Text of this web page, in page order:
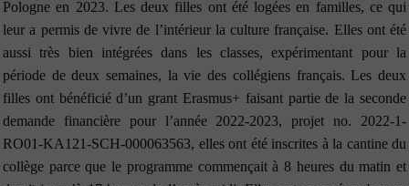
Pologne en 2023. Les deux filles ont été logées en familles, ce qui
leur a permis de vivre de l’intérieur la culture française. Elles ont été
aussi très bien intégrées dans les classes, expérimentant pour la
période de deux semaines, la vie des collégiens français. Les deux
filles ont bénéficié d’un grant Erasmus+ faisant partie de la seconde
demande financière pour l’année 2022-2023, projet no. 2022-1-
RO01-KA121-SCH-000063563, elles ont été inscrites à la cantine du
collège parce que le programme commençait à 8 heures du matin et